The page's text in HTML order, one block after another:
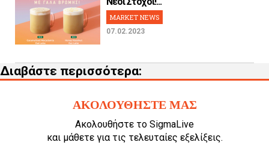
MARKET NEWS
07.02.2023
Διαβάστε περισσότερα:
ΑΚΟΛΟΥΘΗΣΤΕ ΜΑΣ
Ακολουθήστε το SigmaLive
και μάθετε για τις τελευταίες εξελίξεις.